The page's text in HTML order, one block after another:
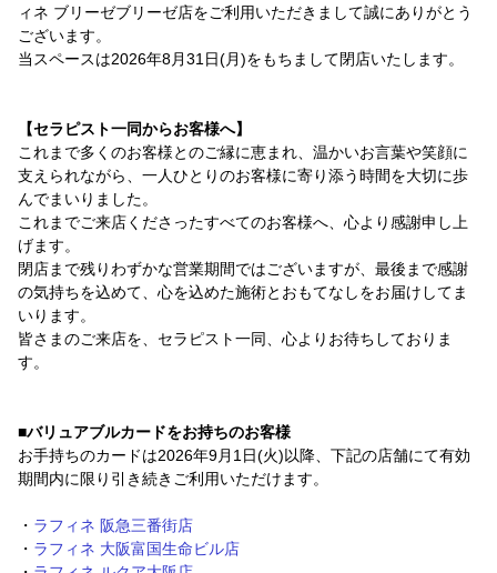
ィネ ブリーゼブリーゼ店をご利用いただきまして誠にありがとう
ございます。
当スペースは2026年8月31日(月)をもちまして閉店いたします。
【セラピスト一同からお客様へ】
これまで多くのお客様とのご縁に恵まれ、温かいお言葉や笑顔に
支えられながら、一人ひとりのお客様に寄り添う時間を大切に歩
んでまいりました。
これまでご来店くださったすべてのお客様へ、心より感謝申し上
げます。
閉店まで残りわずかな営業期間ではございますが、最後まで感謝
の気持ちを込めて、心を込めた施術とおもてなしをお届けしてま
いります。
皆さまのご来店を、セラピスト一同、心よりお待ちしておりま
す。
■バリュアブルカードをお持ちのお客様
お手持ちのカードは2026年9月1日(火)以降、下記の店舗にて有効
期間内に限り引き続きご利用いただけます。
・ ラフィネ 阪急三番街店
・ ラフィネ 大阪富国生命ビル店